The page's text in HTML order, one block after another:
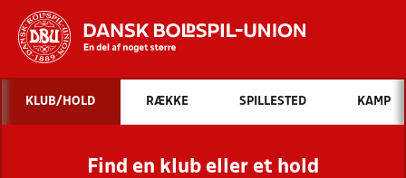
Hvad vil du søge efter?
INDHOLD OG NYHEDER
STILLINGER, RESULTATER, KLUBBER OG
KLUB/HOLD RÆKKE SPILLESTED KAMP
Find en klub eller et hold